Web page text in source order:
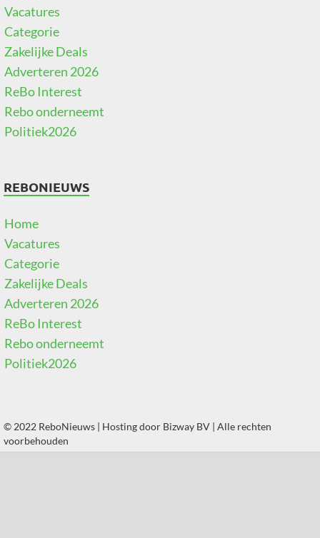
Vacatures
Categorie
Zakelijke Deals
Adverteren 2026
ReBo Interest
Rebo onderneemt
Politiek2026
REBONIEUWS
Home
Vacatures
Categorie
Zakelijke Deals
Adverteren 2026
ReBo Interest
Rebo onderneemt
Politiek2026
© 2022 ReboNieuws | Hosting door Bizway BV | Alle rechten
voorbehouden